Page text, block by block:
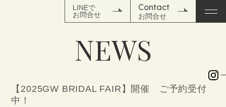
LINEで
お問合せ
Contact
お問合せ
NEWS
【2025GW BRIDAL FAIR】開催 ご予約受付
中！
TOP
NEWS